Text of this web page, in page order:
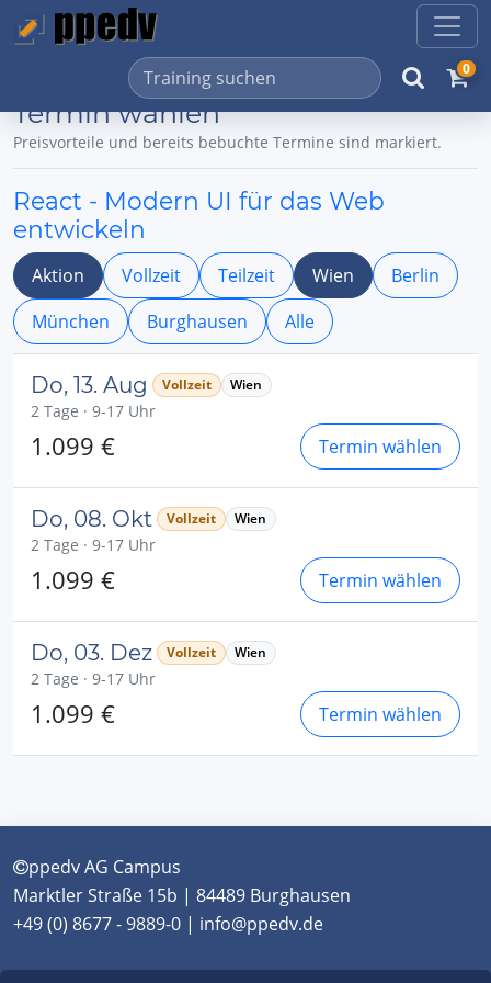
0
Termin wählen
Preisvorteile und bereits bebuchte Termine sind markiert.
React - Modern UI für das Web
entwickeln
Aktion Vollzeit Teilzeit Wien
Berlin
München
Burghausen Alle
Do, 13. Aug Vollzeit Wien
2 Tage · 9-17 Uhr
1.099 € Termin wählen
Do, 08. Okt Vollzeit Wien
2 Tage · 9-17 Uhr
1.099 € Termin wählen
Do, 03. Dez Vollzeit Wien
2 Tage · 9-17 Uhr
1.099 € Termin wählen
ppedv AG Campus
Marktler Straße 15b | 84489 Burghausen
+49 (0) 8677 - 9889-0 | info@ppedv.de